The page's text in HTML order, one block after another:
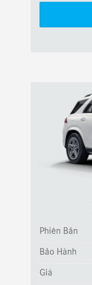
Phiên Bản
Bảo Hành
Giá